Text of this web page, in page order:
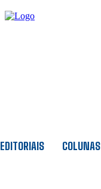
EDITORIAIS COLUNAS